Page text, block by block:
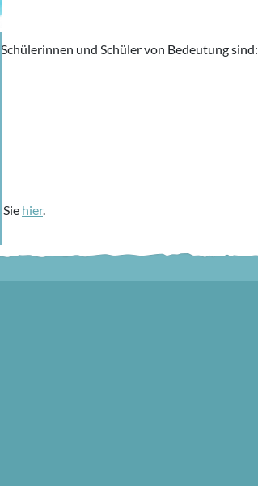
und Schüler von Bedeutung sind:
hier.